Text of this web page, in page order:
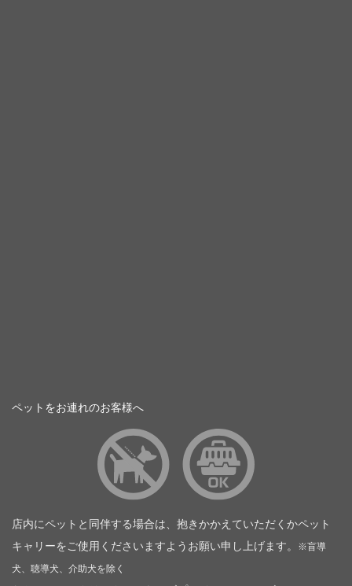
ペットをお連れのお客様へ
店内にペットと同伴する場合は、抱きかかえていただくかペット
キャリーをご使用くださいますようお願い申し上げます。
※盲導
犬、聴導犬、介助犬を除く